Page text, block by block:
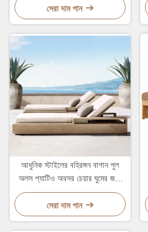
সেরা দাম পান
আধুনিক স্টাইলের বহিরঙ্গন বাগান পুল
অলস প্যাটিও অবসর চেয়ার ঘুমের জন্য
লাউঞ্জ বিছানা
সেরা দাম পান